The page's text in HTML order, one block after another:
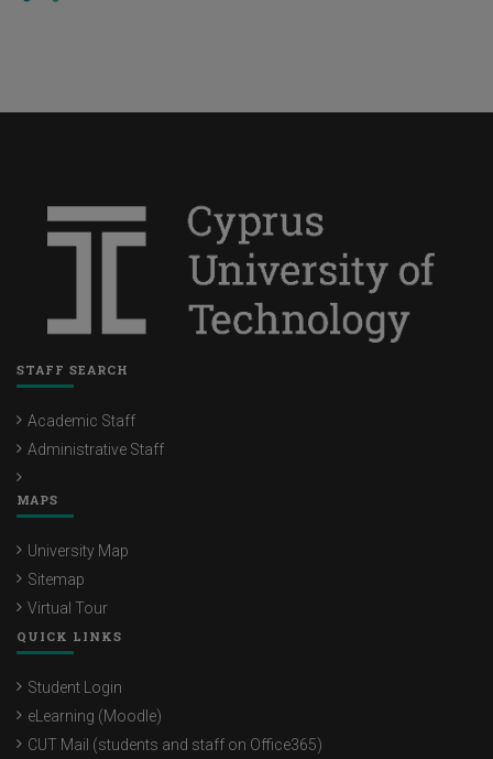
STAFF SEARCH
Academic Staff
Administrative Staff
MAPS
University Map
Sitemap
Virtual Tour
QUICK LINKS
Student Login
eLearning (Moodle)
CUT Mail (students and staff on Office365)